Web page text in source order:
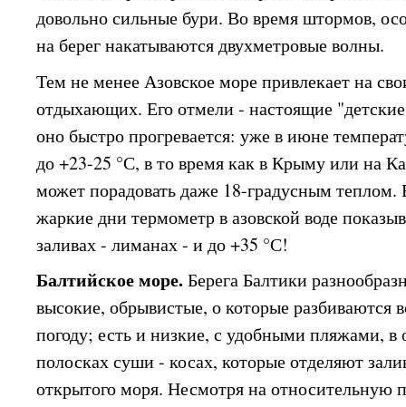
довольно сильные бури. Во время штормов,
на берег накатываются двухметровые волны.
Тем не менее Азовское море привлекает на
отдыхающих. Его отмели - настоящие
оно быстро прогревается: уже в июне
до +23-25 °С, в то время как в Крыму или на
может порадовать даже 18-градусным теплом.
жаркие дни термометр в азовской воде
заливах - лиманах - и до +35 °С!
Балтийское море.Берега Балтики
высокие, обрывистые, о которые
погоду; есть и низкие, с удобными пляжами, в
полосках суши - косах, которые отделяют
открытого моря. Несмотря на относительную